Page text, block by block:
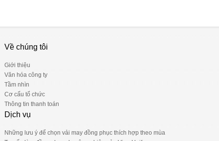
Về chúng tôi
Giới thiệu
Văn hóa công ty
Tầm nhìn
Cơ cấu tổ chức
Thông tin thanh toán
Dịch vụ
Những lưu ý để chọn vải may đồng phục thích hợp theo mùa